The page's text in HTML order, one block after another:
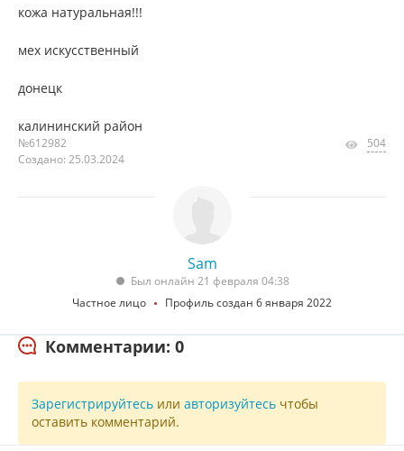
кожа натуральная!!!
мех искусственный
донецк
калининский район
№612982
Создано: 25.03.2024
504
Sam
Был онлайн 21 февраля 04:38
Частное лицо
Профиль создан 6 января 2022
Комментарии: 0
Зарегистрируйтесь или авторизуйтесь чтобы
оставить комментарий.